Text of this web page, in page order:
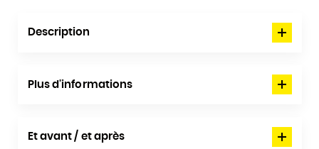
Description
Plus d'informations
Et avant / et après